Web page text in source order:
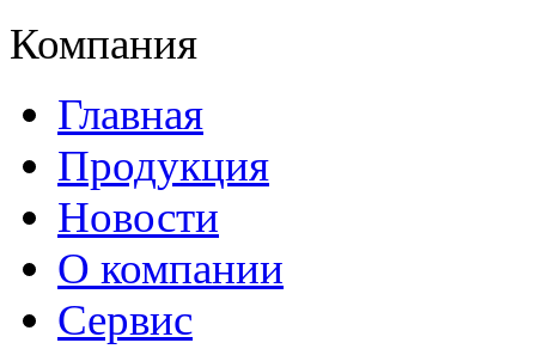
Компания
Главная
Продукция
Новости
О компании
Сервис